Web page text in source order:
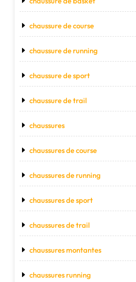
chaussure de course
chaussure de running
chaussure de sport
chaussure de trail
chaussures
chaussures de course
chaussures de running
chaussures de sport
chaussures de trail
chaussures montantes
chaussures running